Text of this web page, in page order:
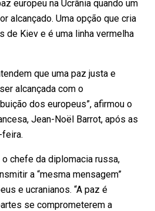
europeu na Ucrânia quando um
alcançado. Uma opção que cria
de Kiev e é uma linha vermelha
que uma paz justa e
alcançada com o
dos europeus”, afirmou o
Jean-Noël Barrot, após as
chefe da diplomacia russa,
a “mesma mensagem”
e ucranianos. “A paz é
se comprometerem a